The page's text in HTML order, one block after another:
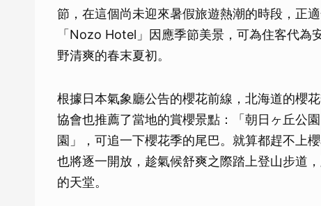
節，在這個尚未迎來暑假旅遊熱潮的時段，正
「Nozo Hotel」因應季節美景，可為住客代為
野清爽的春末夏初。
根據日本氣象廳公告的櫻花前線，北海道的櫻
協會也推薦了當地的賞櫻景點：「朝日ヶ丘公
園」，可追一下櫻花季的尾巴。就算都趕不上
也將逐一開放，趁氣候舒爽之際踏上登山步道
的天堂。